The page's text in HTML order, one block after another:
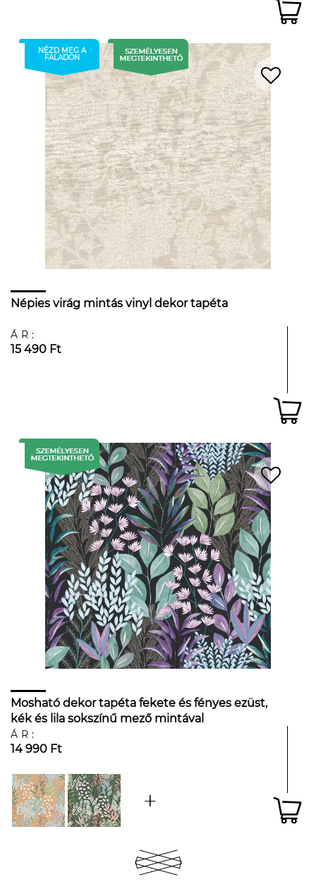
NÉZD MEG A
FALADON
Népies virág mintás vinyl dekor tapéta
ÁR:
15 490 Ft
Mosható dekor tapéta fekete és fényes ezüst,
kék és lila sokszínű mező mintával
ÁR:
14 990 Ft